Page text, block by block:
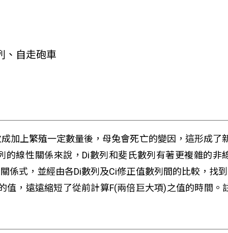
、自走砲車
加上繁殖一定數量後，母兔會死亡的變因，這形成了
的線性關係來說，Di數列和斐氏數列有著更複雜的
係式，並經由各Di數列及Ci修正值數列間的比較，找
值，遠遠縮短了從前計算F(兩倍巨大項)之值的時間